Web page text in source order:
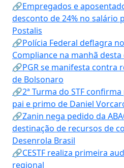
🔗Empregados e
desconto de 24% no salário
Postalis
🔗Polícia Federal deflagra
Compliance na manhã
🔗PGR se manifesta contra
de Bolsonaro
🔗2ª Turma do STF
pai e primo de Daniel
🔗Zanin nega pedido da
destinação de recursos de
Desenrola Brasil
🔗CESTF realiza primeira
regional